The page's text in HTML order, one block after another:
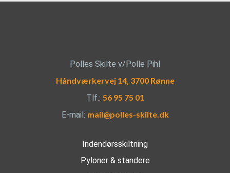
Polles Skilte v/Polle Pihl
Håndværkervej 14, 3700 Rønne
Tlf.: 56 95 75 01
E-mail: mail@polles-skilte.dk
Indendørsskiltning
Pyloner & standere